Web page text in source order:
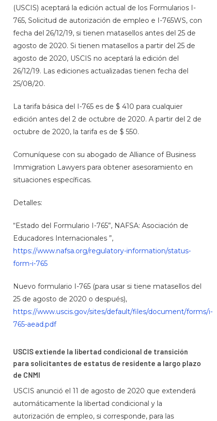
(USCIS) aceptará la edición actual de los Formularios I-
765, Solicitud de autorización de empleo e I-765WS, con
fecha del 26/12/19, si tienen matasellos antes del 25 de
agosto de 2020. Si tienen matasellos a partir del 25 de
agosto de 2020, USCIS no aceptará la edición del
26/12/19. Las ediciones actualizadas tienen fecha del
25/08/20.
La tarifa básica del I-765 es de $ 410 para cualquier
edición antes del 2 de octubre de 2020. A partir del 2 de
octubre de 2020, la tarifa es de $ 550.
Comuníquese con su abogado de Alliance of Business
Immigration Lawyers para obtener asesoramiento en
situaciones específicas.
Detalles:
“Estado del Formulario I-765”, NAFSA: Asociación de
Educadores Internacionales ”,
https://www.nafsa.org/regulatory-information/status-
form-i-765
Nuevo formulario I-765 (para usar si tiene matasellos del
25 de agosto de 2020 o después),
https://www.uscis.gov/sites/default/files/document/forms/i-
765-aead.pdf
USCIS extiende la libertad condicional de transición
para solicitantes de estatus de residente a largo plazo
de CNMI
USCIS anunció el 11 de agosto de 2020 que extenderá
automáticamente la libertad condicional y la
autorización de empleo, si corresponde, para las